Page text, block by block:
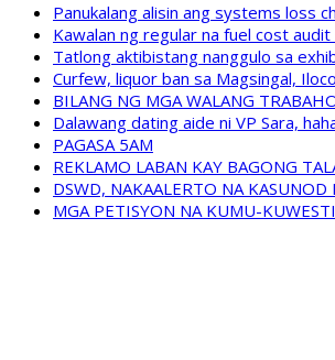
Panukalang alisin ang systems loss
Kawalan ng regular na fuel cost
Tatlong aktibistang nanggulo sa
Curfew, liquor ban sa Magsingal,
BILANG NG MGA WALANG
Dalawang dating aide ni VP Sara,
PAGASA 5AM
REKLAMO LABAN KAY BAGONG
DSWD, NAKAALERTO NA
MGA PETISYON NA KUMU-